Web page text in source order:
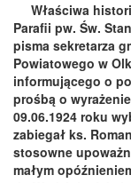
Właściwa
Parafii pw. Św.
pisma sekretarza
Powiatowego w
informującego o
prośbą o
09.06.1924 roku
zabiegał ks.
stosowne
małym